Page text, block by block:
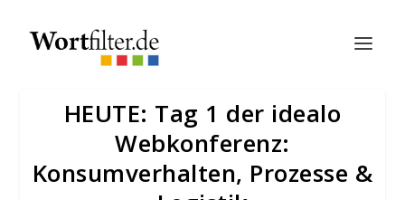
HEUTE: Tag 1 der idealo
Webkonferenz:
Konsumverhalten, Prozesse &